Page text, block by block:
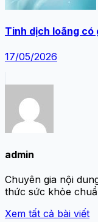
Tinh dịch loãng có
17/05/2026
admin
Chuyên gia nội
thức sức khỏe
Xem tất cả bài viết